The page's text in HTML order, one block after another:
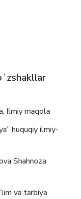
, Ilmiy maqola
huquqiy ilmiy-
Shahnoza
va tarbiya